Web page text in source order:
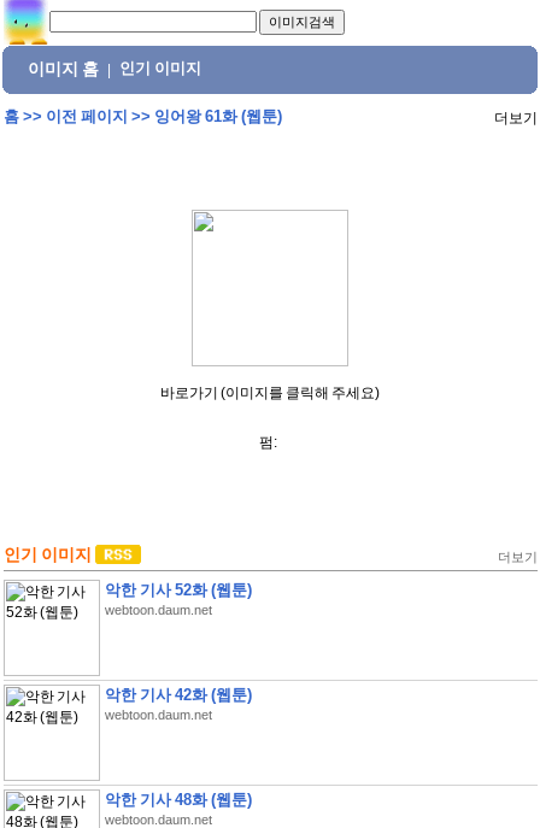
이미지 홈 인기 이미지
홈>> 이전 페이지 >> 잉어왕 61화 (웹툰) 더보기
바로가기 (이미지를 클릭해 주세요)
펌:
인기 이미지 더보기
악한 기사 52화 (웹툰)
webtoon.daum.net
악한 기사 42화 (웹툰)
webtoon.daum.net
악한 기사 48화 (웹툰)
webtoon.daum.net